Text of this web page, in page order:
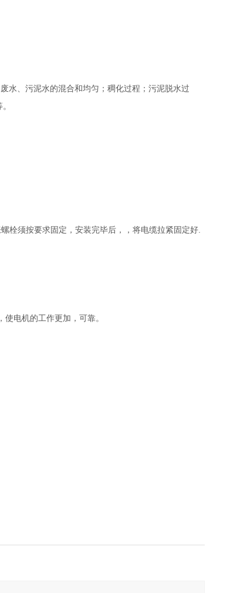
水、污泥水的混合和均匀；稠化过程；污泥脱水过
须按要求固定，安装完毕后，，将电缆拉紧固定好.
电机的工作更加，可靠。